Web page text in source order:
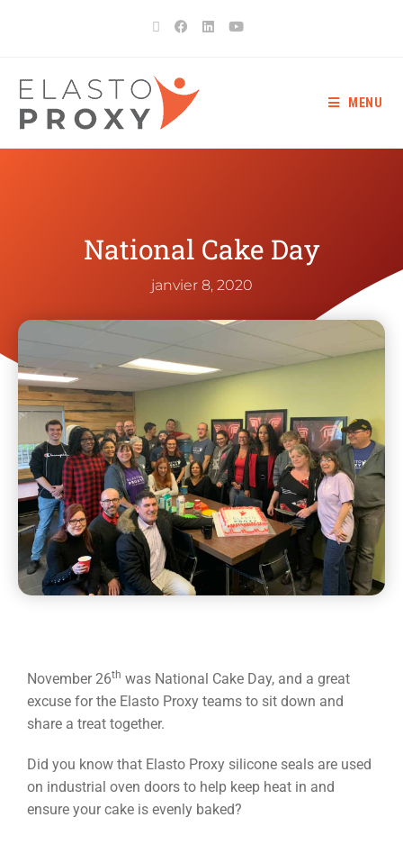
MENU
National Cake Day
janvier 8, 2020
November 26th was National Cake Day, and a great
excuse for the Elasto Proxy teams to sit down and
share a treat together.
Did you know that Elasto Proxy silicone seals are used
on industrial oven doors to help keep heat in and
ensure your cake is evenly baked?